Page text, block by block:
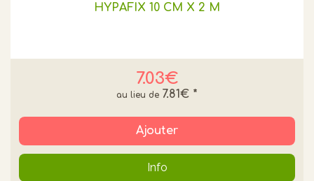
HYPAFIX 10 CM X 2 M
7.03€
7.81€ *
Ajouter
Info